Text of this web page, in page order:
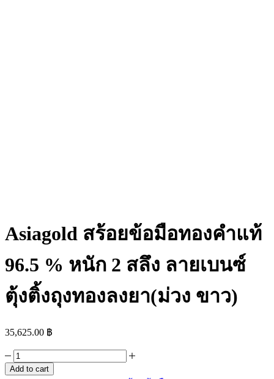
Asiagold สร้อยข้อมือทองคำแท้
96.5 % หนัก 2 สลึง ลายเบนซ์
ตุ้งติ้งถุงทองลงยา(ม่วง ขาว)
35,625.00 ฿
Asiagold
สร้อย
Add to cart